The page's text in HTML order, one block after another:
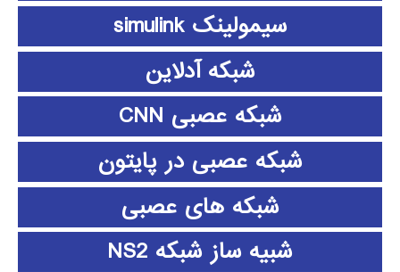
سیمولینک simulink
شبکه آدلاین
شبکه عصبی CNN
شبکه عصبی در پایتون
شبکه های عصبی
شبیه ساز شبکه NS2